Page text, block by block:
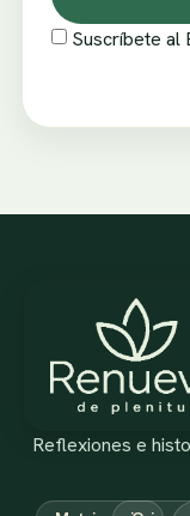
Suscríbete al
Reflexiones e